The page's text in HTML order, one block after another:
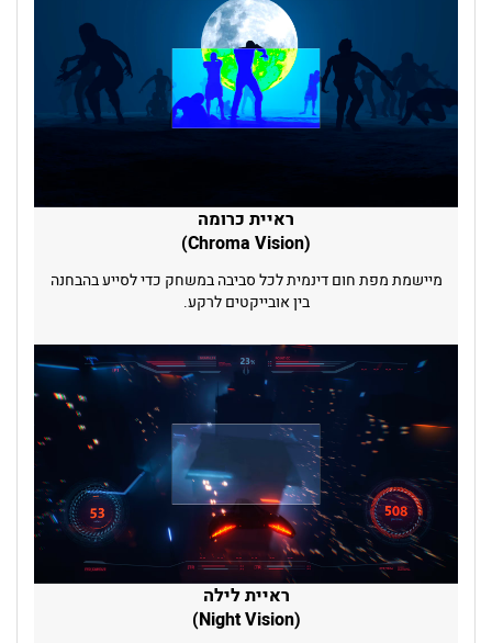
ראיית כרומה
(Chroma Vision)
מיישמת מפת חום דינמית לכל סביבה במשחק כדי לסייע בהבחנה
בין אובייקטים לרקע.
ראיית לילה
(Night Vision)